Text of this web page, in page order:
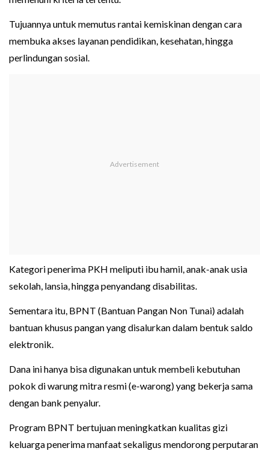
Tujuannya untuk memutus rantai kemiskinan dengan cara
membuka akses layanan pendidikan, kesehatan, hingga
perlindungan sosial.
Kategori penerima PKH meliputi ibu hamil, anak-anak usia
sekolah, lansia, hingga penyandang disabilitas.
Sementara itu, BPNT (Bantuan Pangan Non Tunai) adalah
bantuan khusus pangan yang disalurkan dalam bentuk saldo
elektronik.
Dana ini hanya bisa digunakan untuk membeli kebutuhan
pokok di warung mitra resmi (e-warong) yang bekerja sama
dengan bank penyalur.
Program BPNT bertujuan meningkatkan kualitas gizi
keluarga penerima manfaat sekaligus mendorong perputaran